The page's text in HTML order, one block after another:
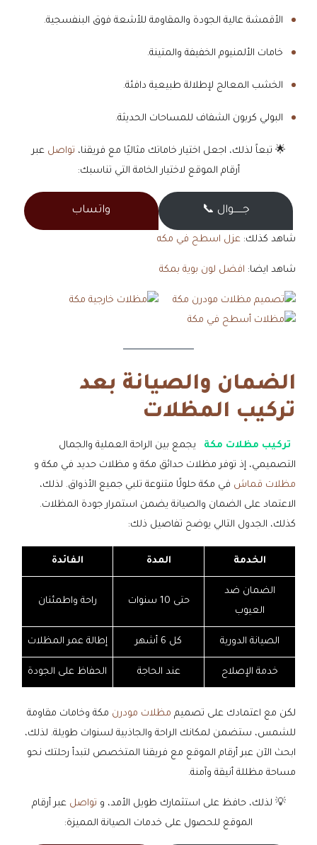
الأقمشة عالية الجودة والمقاومة للأشعة فوق البنفسجية.
خامات الألمنيوم الخفيفة والمتينة.
الخشب المعالج لإطلالة طبيعية دافئة.
البولي كربون الشفاف للمساحات الحديثة.
🌟 تبعاً لذلك، اجعل اختيار خاماتك مثاليًا مع فريقنا، تواصل عبر
أرقام الموقع لاختيار الخامة التي تناسبك:
جــــــوال 📞 واتساب
شاهد كذلك: عزل اسطح في مكه
شاهد ايضا: افضل لون بوية بمكة
الضمان والصيانة بعد
تركيب المظلات
تركيب مظلات مكة
يجمع بين الراحة العملية والجمال
التصميمي، إذ توفر مظلات حدائق مكة و مظلات حديد في مكة و
مظلات قماش في مكة حلولًا متنوعة تلبي جميع الأذواق. لذلك،
الاعتماد على الضمان والصيانة يضمن استمرار جودة المظلات.
كذلك، الجدول التالي يوضح تفاصيل ذلك:
الخدمة المدة الفائدة
الضمان ضد
العيوب
حتى 10 سنوات راحة واطمئنان
الصيانة الدورية كل 6 أشهر إطالة عمر المظلات
خدمة الإصلاح عند الحاجة الحفاظ على الجودة
لكن مع اعتمادك على تصميم مظلات مودرن مكة وخامات مقاومة
للشمس، ستضمن لمكانك الراحة والجاذبية لسنوات طويلة. لذلك،
ابحث الآن عبر أرقام الموقع مع فريقنا المتخصص لتبدأ رحلتك نحو
مساحة مظللة أنيقة وآمنة.
💡 لذلك، حافظ على استثمارك طويل الأمد، و تواصل عبر أرقام
الموقع للحصول على خدمات الصيانة المميزة: